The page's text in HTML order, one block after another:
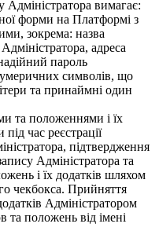
Адміністратора вимагає:
форми на Платформі з
зокрема: назва
адреса
пароль
символів, що
та принаймні один
та положеннями і їх
час реєстрації
підтвердження
Адміністратора та
і їх додатків шляхом
чекбокса. Прийняття
Адміністратором
та положень від імені